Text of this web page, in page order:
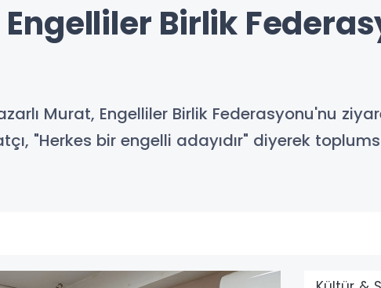
Birlik
Murat, Engelliler Birlik Federasyonu'nu
"Herkes bir engelli adayıdır" diyerek